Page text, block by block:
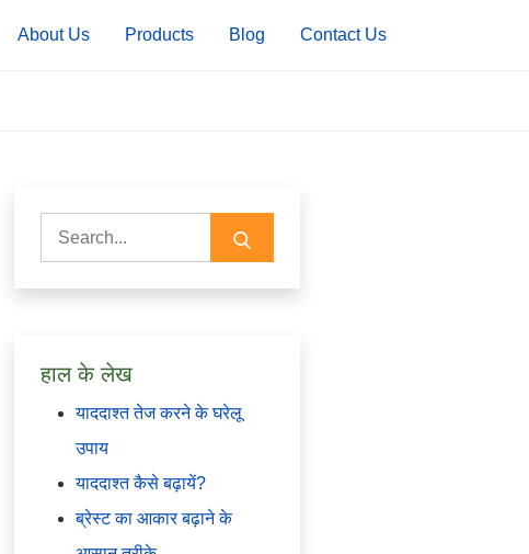
About Us Products Blog Contact Us
Search
for:
हाल के लेख
याददाश्त तेज करने के घरेलू
उपाय
याददाश्त कैसे बढ़ायें?
ब्रेस्ट का आकार बढ़ाने के